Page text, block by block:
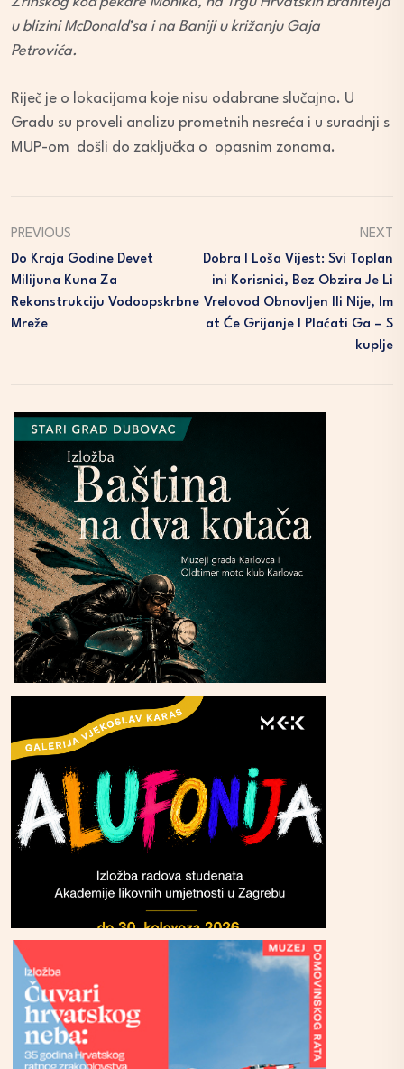
u blizini McDonald’sa i na Baniji u križanju Gaja
Petrovića.
Riječ je o lokacijama koje nisu odabrane slučajno. U
Gradu su proveli analizu prometnih nesreća i u suradnji s
MUP-om došli do zaključka o opasnim zonama.
PREVIOUS
Do Kraja Godine Devet
Milijuna Kuna Za
Rekonstrukciju Vodoopskrbne
Mreže
NEXT
Dobra I Loša Vijest: Svi Toplan
Ini Korisnici, Bez Obzira Je Li
Vrelovod Obnovljen Ili Nije, Im
At Će Grijanje I Plaćati Ga – S
Kuplje